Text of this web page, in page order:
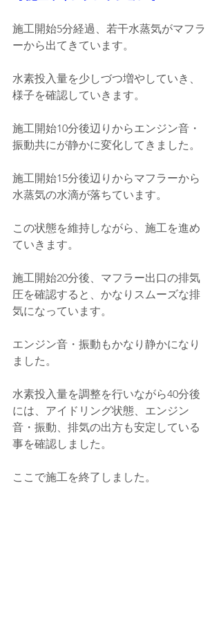
施工開始5分経過、若干水蒸気がマフラ
ーから出てきています。
水素投入量を少しづつ増やしていき、
様子を確認していきます。
施工開始10分後辺りからエンジン音・
振動共にが静かに変化してきました。
施工開始15分後辺りからマフラーから
水蒸気の水滴が落ちています。
この状態を維持しながら、施工を進め
ていきます。
施工開始20分後、マフラー出口の排気
圧を確認すると、かなりスムーズな排
気になっています。
エンジン音・振動もかなり静かになり
ました。
水素投入量を調整を行いながら40分後
には、アイドリング状態、エンジン
音・振動、排気の出方も安定している
事を確認しました。
ここで施工を終了しました。